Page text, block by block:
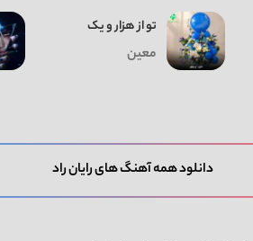
تو از هزار و یک
معین
دانلود همه آهنگ های رایان راد